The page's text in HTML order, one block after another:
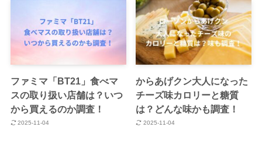
ファミマ「BT21」食べマ
スの取り扱い店舗は？いつ
から買えるのか調査！
2025-11-04
からあげクン大人になった
チーズ味カロリーと糖質
は？どんな味かも調査！
2025-11-04